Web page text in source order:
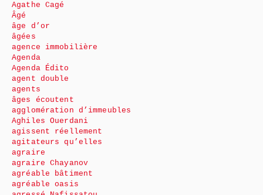
Agathe Cagé
Âgé
âge d’or
âgées
agence immobilière
Agenda
Agenda Édito
agent double
agents
âges écoutent
agglomération d’immeubles
Aghiles Ouerdani
agissent réellement
agitateurs qu’elles
agraire
agraire Chayanov
agréable bâtiment
agréable oasis